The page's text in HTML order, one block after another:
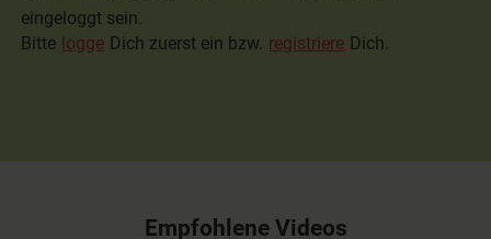
eingeloggt sein.
Bitte logge Dich zuerst ein bzw. registriere Dich.
Empfohlene Videos